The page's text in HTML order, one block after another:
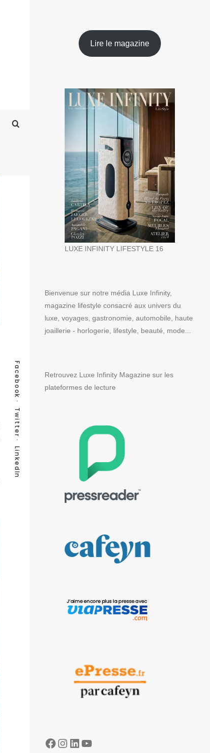
Facebook
Twitter
LinkedIn
Lire le magazine
LUXE INFINITY LIFESTYLE 16
Bienvenue sur notre média Luxe Infinity,
magazine lifestyle consacré aux univers du
luxe, voyages, gastronomie, automobile, haute
joaillerie - horlogerie, lifestyle, beauté, mode...
Retrouvez Luxe Infinity Magazine sur les
plateformes de lecture
Facebook
Instagram
LinkedIn
YouTube